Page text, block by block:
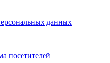
данных
посетителей